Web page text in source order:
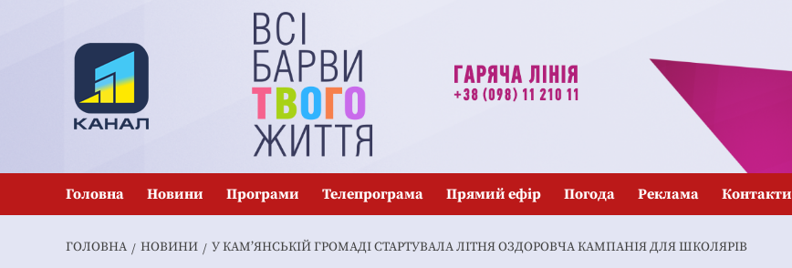
Головна Новини Програми Телепрограма Прямий ефір Погода Реклама Контакти
ГОЛОВНА НОВИНИ У КАМ’ЯНСЬКІЙ ГРОМАДІ СТАРТУВАЛА ЛІТНЯ ОЗДОРОВЧА КАМПАНІЯ ДЛЯ ШКОЛЯРІВ